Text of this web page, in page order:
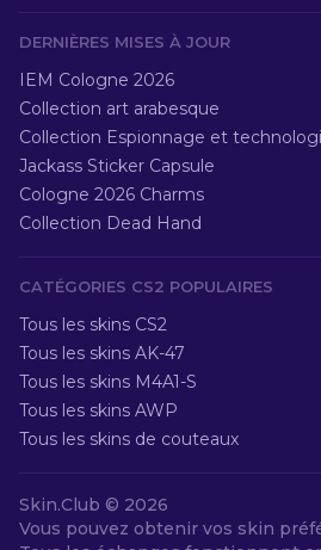
DERNIÈRES MISES À JOUR
IEM Cologne 2026
Collection art arabesque
Collection Espionnage et
Jackass Sticker Capsule
Cologne 2026 Charms
Collection Dead Hand
CATÉGORIES CS2 POPULAIRES
Tous les skins CS2
Tous les skins AK-47
Tous les skins M4A1-S
Tous les skins AWP
Tous les skins de couteaux
Skin.Club © 2026
Vous pouvez obtenir vos skin